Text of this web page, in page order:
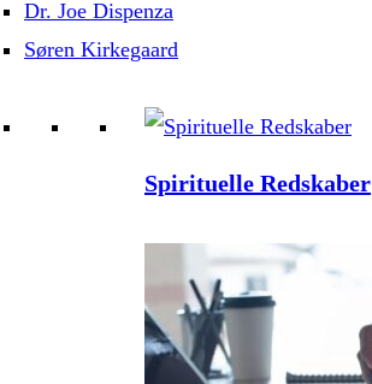
Dr. Joe Dispenza
Søren Kirkegaard
Spirituelle Redskaber